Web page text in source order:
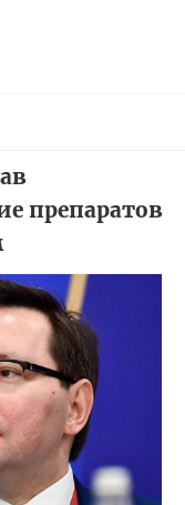
препаратов